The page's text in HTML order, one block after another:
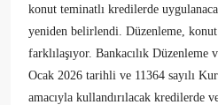
konut teminatlı kredilerde
yeniden belirlendi. Düzenleme, konut
farklılaşıyor. Bankacılık Düzenleme
Ocak 2026 tarihli ve 11364 sayılı
amacıyla kullandırılacak kredilerde